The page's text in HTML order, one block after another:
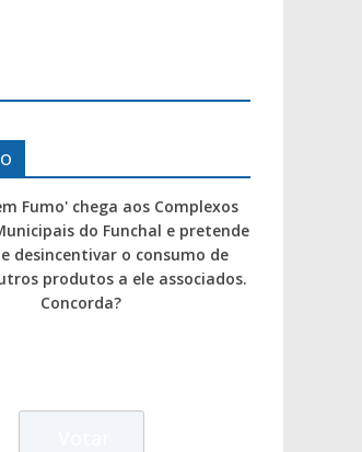
Fumo' chega aos Complexos
do Funchal e pretende
desincentivar o consumo de
produtos a ele associados.
Concorda?